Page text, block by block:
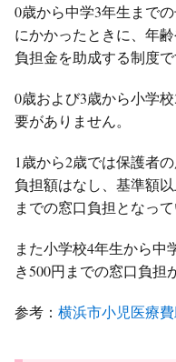
0歳から中学3年生まで
にかかったときに、年
負担金を助成する制度で
0歳および3歳から小学
要がありません。
1歳から2歳では保護者
負担額はなし、基準額
までの窓口負担となって
また小学校4年生から中
き500円までの窓口負担
参考：横浜市小児医療